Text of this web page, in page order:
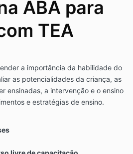
ABA para
TEA
a importância da habilidade do
as potencialidades da criança, as
ensinadas, a intervenção e o ensino
e estratégias de ensino.